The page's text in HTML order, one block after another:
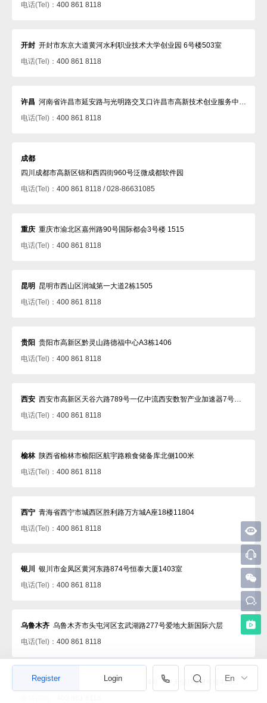
Register Login En
电话(Tel)： 400 861 8118
开封 开封市东京大道黄河水利职业技术大学创业园 6号楼503室
电话(Tel)： 400 861 8118
许昌 河南省许昌市延安路与光明路交叉口许昌市高新技术创业服务中心307室
电话(Tel)： 400 861 8118
成都
四川成都市高新区锦和西四街960号泛微成都软件园
电话(Tel)： 400 861 8118 / 028-86631085
重庆 重庆市渝北区嘉州路90号国际都会3号楼 1515
电话(Tel)： 400 861 8118
昆明
昆明市西山区润城第一大道2栋1505
电话(Tel)： 400 861 8118
贵阳 贵阳市高新区黔灵山路德福中心A3栋1406
电话(Tel)： 400 861 8118
西安 西安市高新区天谷六路789号一亿中流西安数智产业加速器7号楼502室
电话(Tel)： 400 861 8118
榆林 陕西省榆林市榆阳区航宇路粮食储备库北侧100米
电话(Tel)： 400 861 8118
西宁 青海省西宁市城西区胜利路万方城A座18楼11804
电话(Tel)： 400 861 8118
银川
银川市金凤区黄河东路874号恒泰大厦1403室
电话(Tel)： 400 861 8118
乌鲁木齐 乌鲁木齐市头屯河区玄武湖路277号爱地大新国际六层
电话(Tel)： 400 861 8118
兰州
甘肃省兰州市七里河区西津西路194号（中天健广场2号楼425室）